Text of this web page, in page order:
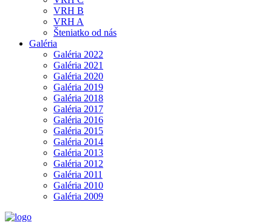
VRH B
VRH A
Šteniatko od nás
Galéria
Galéria 2022
Galéria 2021
Galéria 2020
Galéria 2019
Galéria 2018
Galéria 2017
Galéria 2016
Galéria 2015
Galéria 2014
Galéria 2013
Galéria 2012
Galéria 2011
Galéria 2010
Galéria 2009